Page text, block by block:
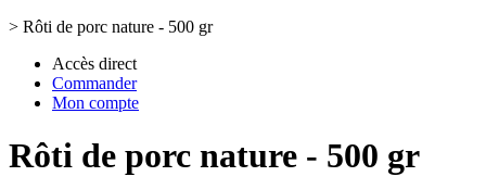
> Rôti de porc nature - 500 gr
Accès direct
Commander
Mon compte
Rôti de porc nature - 500 gr